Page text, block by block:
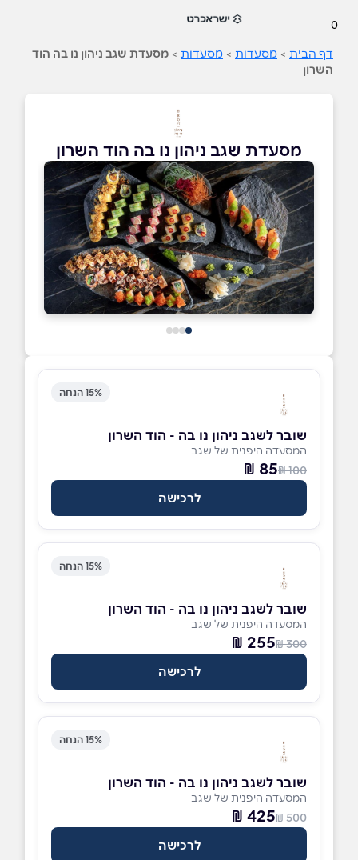
0
דף הבית > מסעדות > מסעדות > מסעדת שגב ניהון נו בה הוד
השרון
מסעדת שגב ניהון נו בה הוד השרון
15% הנחה
שובר לשגב ניהון נו בה - הוד השרון
המסעדה היפנית של שגב
100 ₪
85 ₪
לרכישה
15% הנחה
שובר לשגב ניהון נו בה - הוד השרון
המסעדה היפנית של שגב
300 ₪
255 ₪
לרכישה
15% הנחה
שובר לשגב ניהון נו בה - הוד השרון
המסעדה היפנית של שגב
500 ₪
425 ₪
לרכישה